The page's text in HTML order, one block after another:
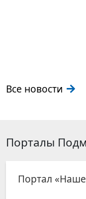
Все новости
Порталы
Портал